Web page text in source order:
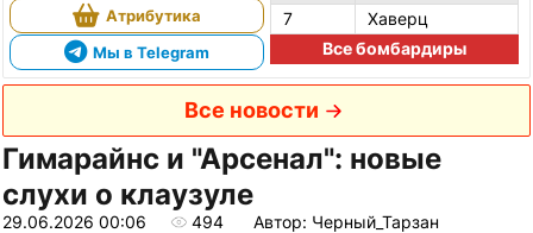
Атрибутика
Мы в Telegram
7
Хаверц
Все бомбардиры
Все новости
Гимарайнс и "Арсенал": новые
слухи о клаузуле
29.06.2026 00:06 494 Автор: Черный_Тарзан